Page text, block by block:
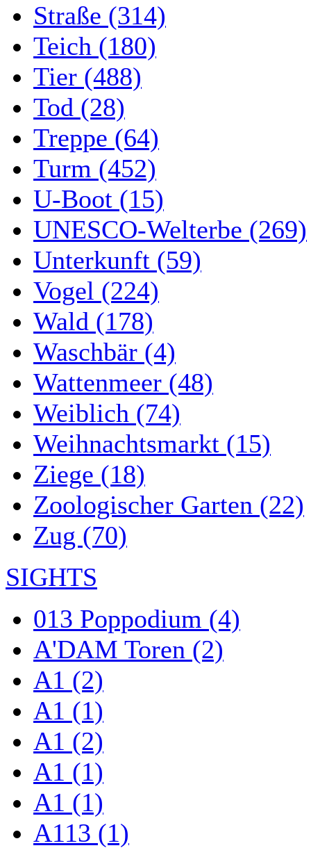
Straße (314)
Teich (180)
Tier (488)
Tod (28)
Treppe (64)
Turm (452)
U-Boot (15)
UNESCO-Welterbe (269)
Unterkunft (59)
Vogel (224)
Wald (178)
Waschbär (4)
Wattenmeer (48)
Weiblich (74)
Weihnachtsmarkt (15)
Ziege (18)
Zoologischer Garten (22)
Zug (70)
SIGHTS
013 Poppodium (4)
A'DAM Toren (2)
A1 (2)
A1 (1)
A1 (2)
A1 (1)
A1 (1)
A113 (1)